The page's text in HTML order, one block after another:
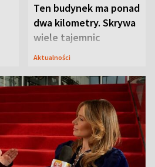
Ten budynek ma ponad
dwa kilometry. Skrywa
wiele tajemnic
Aktualności